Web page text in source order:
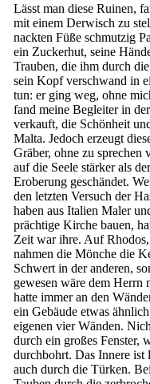
Lässt man diese Ruinen,
mit einem Derwisch zu
nackten Füße schmutzig
ein Zuckerhut, seine
Trauben, die ihm durch
sein Kopf verschwand in
tun: er ging weg, ohne
fand meine Begleiter in
verkauft, die Schönheit
Malta. Jedoch erzeugt
Gräber, ohne zu
auf die Seele stärker als
Eroberung geschändet.
den letzten Versuch der
haben aus Italien Maler
prächtige Kirche bauen,
Zeit war ihre. Auf
nahmen die Mönche die
Schwert in der anderen,
gewesen wäre dem Herrn
hatte immer an den
ein Gebäude etwas
eigenen vier Wänden.
durch ein großes Fenster,
durchbohrt. Das Innere ist
auch durch die Türken.